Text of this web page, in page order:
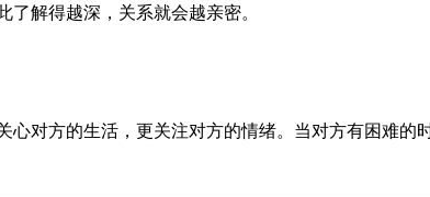
解得越深，关系就会越亲密。
方的生活，更关注对方的情绪。当对方有困难的